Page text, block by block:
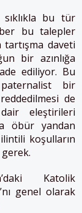
bu tür
bu talepler
daveti
bir azınlığa
ediliyor. Bu
bir
de
eleştirileri
öbür yandan
koşulların
gerek.
Katolik
genel olarak